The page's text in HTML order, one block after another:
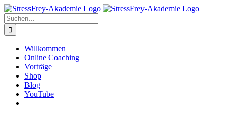
Zum
Inhalt
springen
Suche
nach:
Willkommen
Online Coaching
Vorträge
Shop
Blog
YouTube